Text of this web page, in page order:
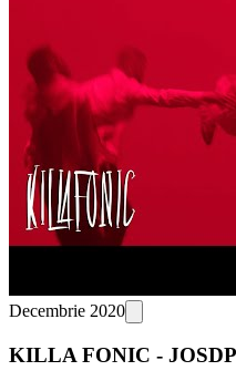
Decembrie 2020
KILLA FONIC -